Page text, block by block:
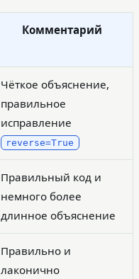
Комментарий
Чёткое объяснение,
правильное
исправление
reverse=True
Правильный код и
немного более
длинное объяснение
Правильно и
лаконично